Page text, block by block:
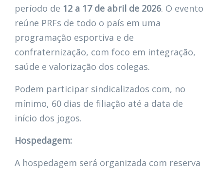
período de 12 a 17 de abril de 2026. O evento
reúne PRFs de todo o país em uma
programação esportiva e de
confraternização, com foco em integração,
saúde e valorização dos colegas.
Podem participar sindicalizados com, no
mínimo, 60 dias de filiação até a data de
início dos jogos.
Hospedagem:
A hospedagem será organizada com reserva